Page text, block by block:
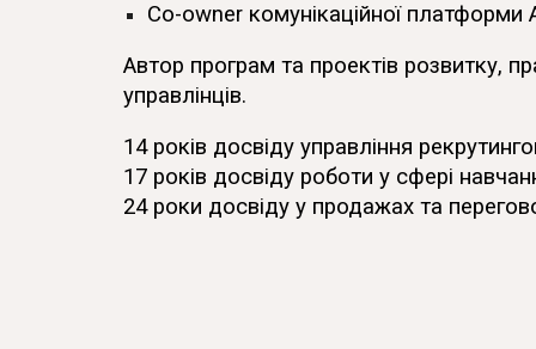
Co-owner комунікаційної платформи
Автор програм та проектів розвитку,
управлінців.
14 років досвіду управління
17 років досвіду роботи у сфері
24 роки досвіду у продажах та